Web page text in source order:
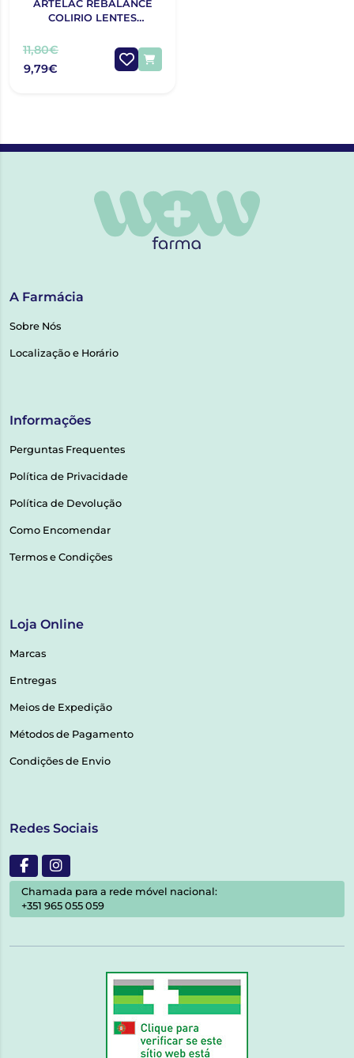
ARTELAC REBALANCE
COLIRIO LENTES
11,80€
9,79€
A Farmácia
Sobre Nós
Localização e Horário
Informações
Perguntas Frequentes
Política de Privacidade
Política de Devolução
Como Encomendar
Termos e Condições
Loja Online
Marcas
Entregas
Meios de Expedição
Métodos de Pagamento
Condições de Envio
Redes Sociais
Chamada para a rede móvel nacional:
+351 965 055 059